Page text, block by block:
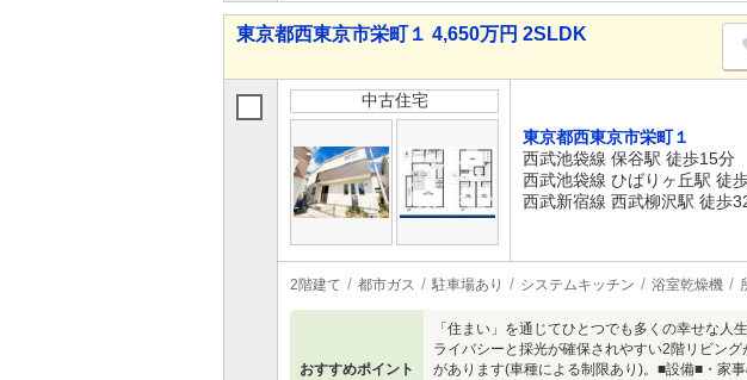
東京都西東京市栄町１ 4,650万円 2SLDK
中古住宅
東京都西東京市栄町１
西武池袋線 保谷駅 徒歩15分
西武池袋線 ひばりヶ丘駅 徒
西武新宿線 西武柳沢駅 徒歩
2階建て 都市ガス 駐車場あり システムキッチン 浴室乾燥機
おすすめポイント
「住まい」を通じてひとつでも多くの幸せな
ライバシーと採光が確保されやすい2階リビン
があります(車種による制限あり)。■設備■・家